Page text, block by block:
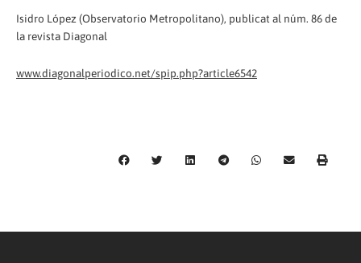
Isidro López (Observatorio Metropolitano), publicat al núm. 86 de
la revista Diagonal
www.diagonalperiodico.net/spip.php?article6542